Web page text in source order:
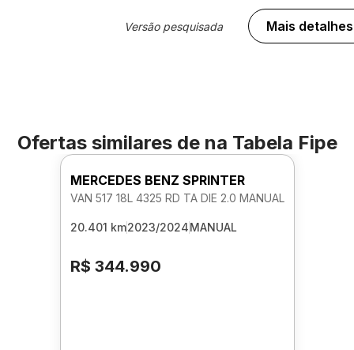
Versão pesquisada Mais detalhes
Ofertas similares de na Tabela Fipe
MERCEDES BENZ SPRINTER
VAN 517 18L 4325 RD TA DIE 2.0 MANUAL
20.401 km2023/2024MANUAL
R$ 344.990